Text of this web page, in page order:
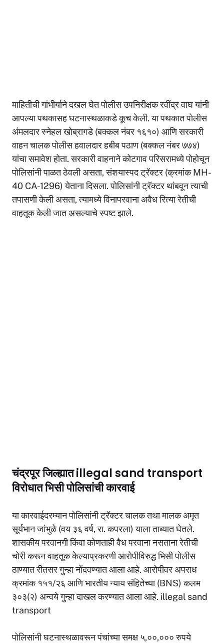
माहितीची गांभीर्याने दखल घेत पोलीस उपनिरीक्षक रवींद्र वाघ यांनी
आपल्या पथकासह घटनास्थळाकडे कूच केली. या पथकात पोलीस
अंमलदार स्नेहल खोब्रागडे (बक्कल नंबर १६१०) आणि सरकारी
वाहन चालक पोलीस हवालदार हबीब पठाण (बक्कल नंबर ७७४)
यांचा समावेश होता. सरकारी वाहनाने कोटगाव परिसरामध्ये पोहोचून
पोलिसांनी पाळत ठेवली असता, संशयास्पद ट्रॅक्टर (क्रमांक MH-
40 CA-1296) येताना दिसला. पोलिसांनी ट्रॅक्टर थांबवून त्याची
तपासणी केली असता, त्यामध्ये विनापरवाना अवैध रित्या रेतीची
वाहतूक केली जात असल्याचे स्पष्ट झाले.
चंद्रपूर जिल्ह्यात illegal sand transport
विरोधात भिसी पोलिसांची कारवाई
या कारवाईदरम्यान पोलिसांनी ट्रॅक्टर चालक तथा मालक अमृत
सूर्यभान जांभुळे (वय ३६ वर्ष, रा. कपरला) याला ताब्यात घेतले.
शासकीय परवानगी किंवा कोणताही वैध परवाना नसताना रेतीची
चोरी करून वाहतूक केल्याप्रकरणी आरोपीविरुद्ध भिसी पोलीस
ठाण्यात रीतसर गुन्हा नोंदवण्यात आला आहे. आरोपीवर अपराध
क्रमांक १५१/२६ आणि भारतीय न्याय संहितेच्या (BNS) कलम
३०३(२) अन्वये गुन्हा दाखल करण्यात आला आहे. illegal sand
transport
पोलिसांनी घटनास्थळावरून पंचांच्या समक्ष ५,००,००० रुपये